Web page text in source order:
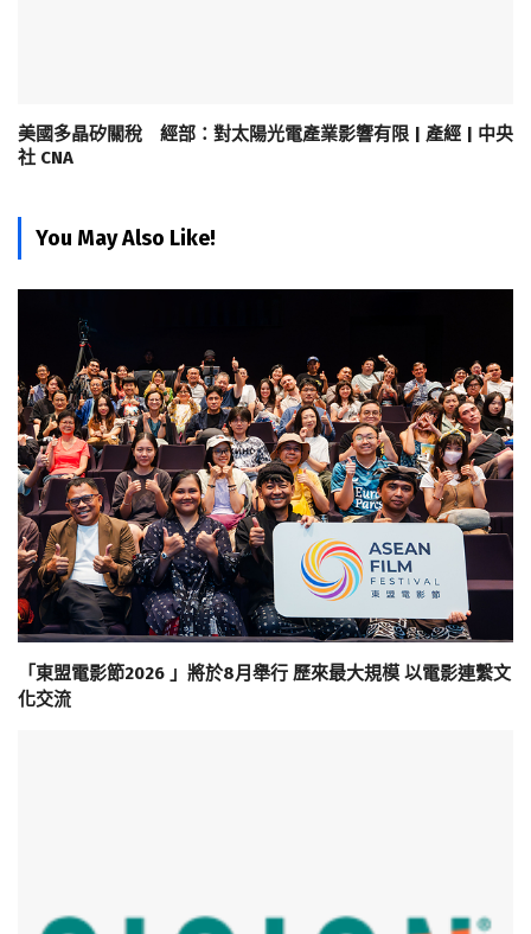
美國多晶矽關稅 經部：對太陽光電產業影響有限 | 產經 | 中央
社 CNA
You May Also Like!
「東盟電影節2026 」將於8月舉行 歷來最大規模 以電影連繫文
化交流